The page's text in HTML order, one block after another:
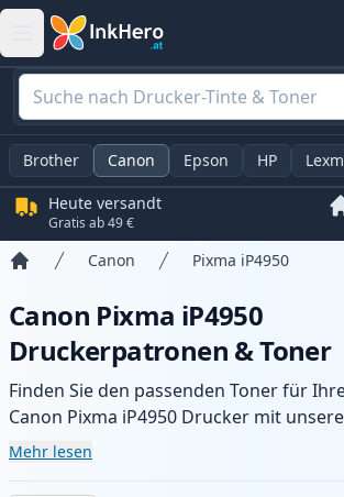
Brother Canon Epson HP
Heute versandt
Gratis ab 49 €
Canon Pixma iP4950
Canon Pixma iP4950
Druckerpatronen & Toner
Finden Sie den passenden Toner für
Canon Pixma iP4950 Drucker mit
Auswahl an kompatiblen und XL-
Mehr lesen